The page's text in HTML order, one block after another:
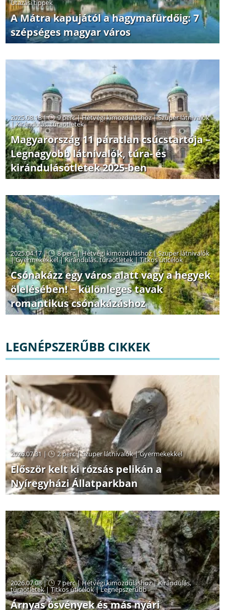
Utazási tippek
A Mátra kapujától a hagymafürdőig: 7
szépséges magyar város
2025.08.18 | 9 perc|Hétvégi kimozduláshoz|Szuper látnivalók
|Kirándulás, túraötletek
Magyarország 11 páratlan csúcstartója –
Legnagyobb látnivalók, túra- és
kirándulásötletek 2025-ben
2025.04.17 | 8 perc|Hétvégi kimozduláshoz|Szuper látnivalók
|Gyermekekkel|Kirándulás, túraötletek|Titkos úticélok
Csónakázz egy város alatt vagy a hegyek
ölelésében! − különleges tavak
romantikus csónakázáshoz
LEGNÉPSZERŰBB CIKKEK
2026.07.31 | 2 perc|Szuper látnivalók|Gyermekekkel
Először kelt ki rózsás pelikán a
Nyíregyházi Állatparkban
2026.07.08 | 7 perc|Hétvégi kimozduláshoz|Kirándulás,
túraötletek|Titkos úticélok|Legnépszerűbb
Árnyas ösvények és más nyári